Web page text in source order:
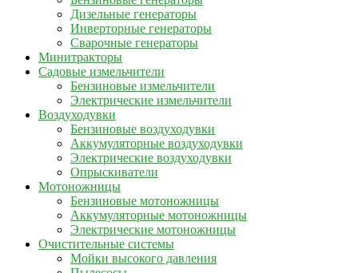
Дизельные генераторы
Инверторные генераторы
Сварочные генераторы
Минитракторы
Садовые измельчители
Бензиновые измельчители
Электрические измельчители
Воздуходувки
Бензиновые воздуходувки
Аккумуляторные воздуходувки
Электрические воздуходувки
Опрыскиватели
Мотоножницы
Бензиновые мотоножницы
Аккумуляторные мотоножницы
Электрические мотоножницы
Очистительные системы
Мойки высокого давления